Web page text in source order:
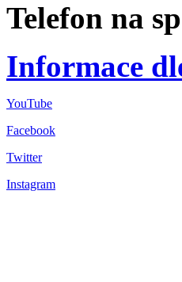
Telefon na
Informace
YouTube
Facebook
Twitter
Instagram